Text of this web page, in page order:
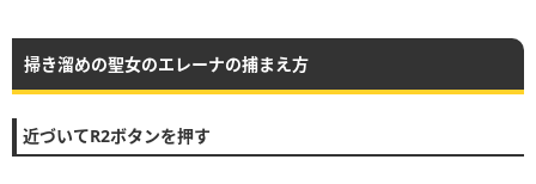
掃き溜めの聖女のエレーナの捕まえ方
近づいてR2ボタンを押す